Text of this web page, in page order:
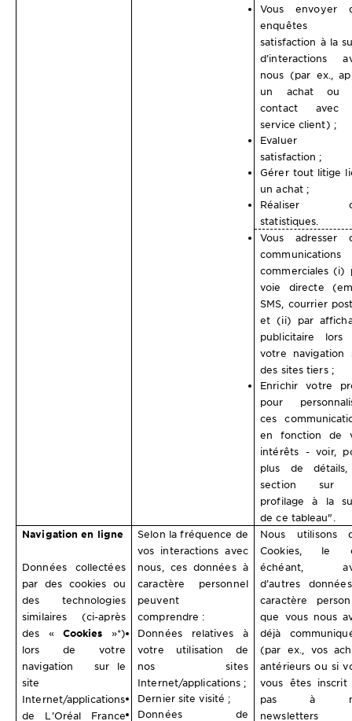
Vous envoyer
enquêtes
satisfaction à la
d’interactions
nous (par ex.,
un achat ou
contact avec
service client) ;
Evaluer
satisfaction ;
Gérer tout litige
un achat ;
Réaliser
statistiques.
Vous adresser
communications
commerciales (i)
voie directe
SMS, courrier
et (ii) par
publicitaire lors
votre navigation
des sites tiers ;
Enrichir votre
pour
ces
en fonction de
intérêts - voir,
plus de
section sur
profilage à la
de ce tableau".
Navigation en ligne
Données collectées
par des cookies ou
des technologies
similaires (ci-après
des « Cookies »*)
lors de votre
navigation sur le
site
Internet/applications
de L’Oréal France
Selon la fréquence de
vos interactions avec
nous, ces données à
caractère personnel
peuvent
comprendre :
Données relatives à
votre utilisation de
nos sites
Internet/applications ;
Dernier site visité ;
Données de
Nous utilisons
Cookies, le
échéant,
d’autres
caractère
que vous nous
déjà
(par ex., vos
antérieurs ou si
vous êtes inscrit
pas à
newsletters